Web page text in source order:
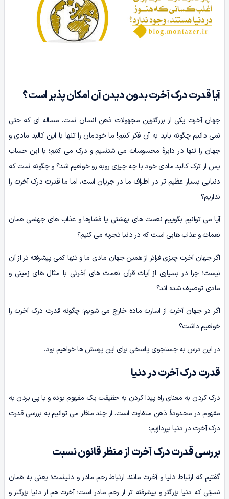
آیا قدرت درک آخرت بدون دیدن آن امکان پذیر است؟
جهان آخرت یکی از بزرگترین مجهولات ذهن انسان است، مساله ای که حتی
نمی دانیم چگونه باید به آن فکر کنیم! ما خودمان را تنها با این کالبد مادی و
جهان را تنها در دایرۀ محسوسات می شناسیم و درک می کنیم؛ با این حساب
پس از ترک کالبد مادی خود با چه چیزی روبه رو خواهیم شد؟ و چگونه است که
دنیایی بسیار عظیم تر در اطراف ما در جریان است، اما ما قدرت درک آخرت را
نداریم؟
آیا می توانیم بگوییم نعمت های بهشتی یا فشارها و عذاب های جهنمی همان
نعمات و عذاب هایی است که در دنیا تجربه می کنیم؟
اگر جهان آخرت چیزی فراتر از همین جهان مادی ما و تنها کمی پیشرفته تر از آن
نیست؛ چرا در بسیاری از آیات قرآن نعمت های آخرتی با مثال های زمینی و
مادی توصیف شده اند؟
اگر در جهان آخرت از اسارت ماده خارج می شویم؛ چگونه قدرت درک آخرت را
خواهیم داشت؟
در این درس به جستجوی پاسخی برای این پرسش ها خواهیم بود.
قدرت درک آخرت در دنیا
درک کردن به معنای راه پیدا کردن به حقیقت یک مفهوم بوده و با پی بردن به
مفهوم در محدودۀ ذهن متفاوت است. از چند منظر می توانیم به بررسی قدرت
درک آخرت در دنیا بپردازیم:
بررسی قدرت درک آخرت از منظر قانون نسبت
گفتیم که ارتباط دنیا و آخرت مانند ارتباط رحم مادر و دنیاست؛ یعنی به همان
نسبتی که دنیا بزرگتر و پیشرفته تر از رحم مادر است؛ آخرت هم از دنیا بزرگتر و